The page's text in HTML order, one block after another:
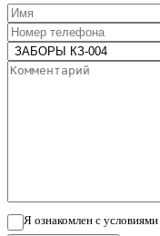
Я ознакомлен с условиями